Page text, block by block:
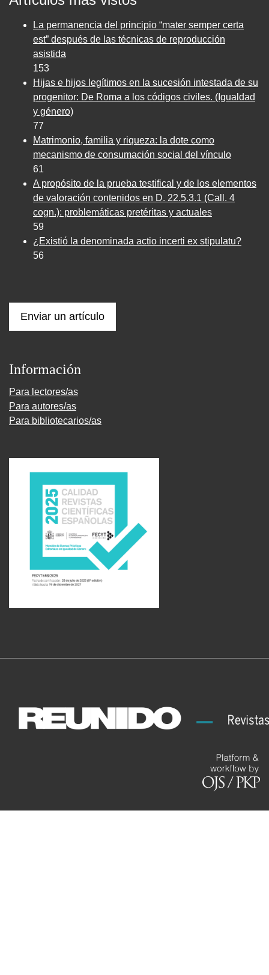
La permanencia del principio “mater semper certa
est” después de las técnicas de reproducción
asistida
153
Hijas e hijos legítimos en la sucesión intestada de su
progenitor: De Roma a los códigos civiles. (Igualdad
y género)
77
Matrimonio, familia y riqueza: la dote como
mecanismo de consumación social del vínculo
61
A propósito de la prueba testifical y de los elementos
de valoración contenidos en D. 22.5.3.1 (Call. 4
cogn.): problemáticas pretéritas y actuales
59
¿Existió la denominada actio incerti ex stipulatu?
56
Enviar un artículo
Información
Para lectores/as
Para autores/as
Para bibliotecarios/as